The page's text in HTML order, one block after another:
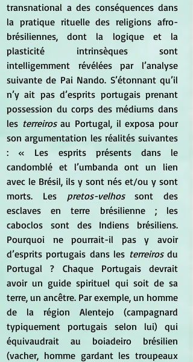
transnational a des conséquences dans
la pratique rituelle des religions afro-
brésiliennes, dont la logique et la
plasticité intrinsèques sont
intelligemment révélées par l’analyse
suivante de Pai Nando. S’étonnant qu’il
n’y ait pas d’esprits portugais prenant
possession du corps des médiums dans
les terreiros au Portugal, il exposa pour
son argumentation les réalités suivantes
: « Les esprits présents dans le
candomblé et l’umbanda ont un lien
avec le Brésil, ils y sont nés et/ou y sont
morts. Les pretos-velhos sont des
esclaves en terre brésilienne ; les
caboclos sont des Indiens brésiliens.
Pourquoi ne pourrait-il pas y avoir
d’esprits portugais dans les terreiros du
Portugal ? Chaque Portugais devrait
avoir un guide spirituel qui soit de sa
terre, un ancêtre. Par exemple, un homme
de la région Alentejo (campagnard
typiquement portugais selon lui) qui
équivaudrait au boiadeiro brésilien
(vacher, homme gardant les troupeaux